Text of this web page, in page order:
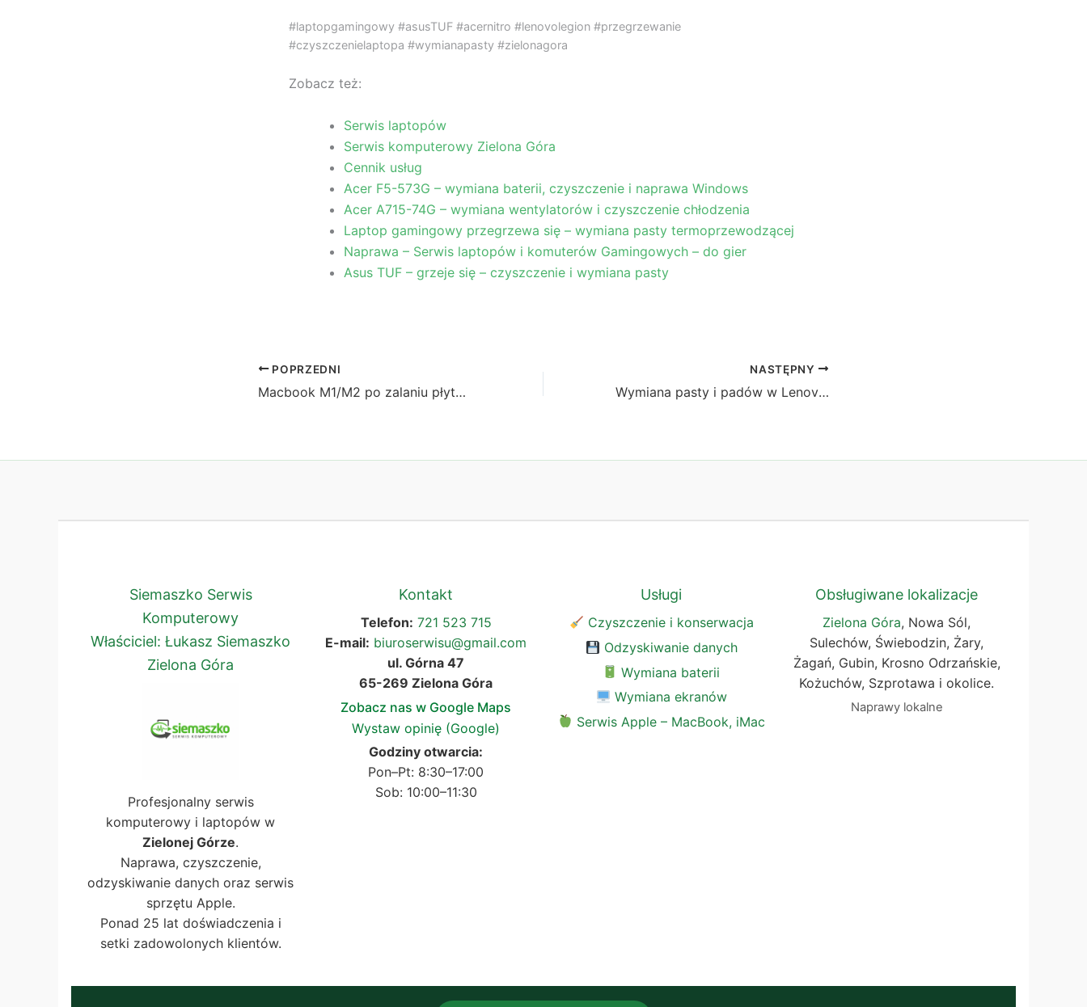
#laptopgamingowy #asusTUF #acernitro #lenovolegion #przegrzewanie
#czyszczenielaptopa #wymianapasty #zielonagora
Zobacz też:
Serwis laptopów
Serwis komputerowy Zielona Góra
Cennik usług
Acer F5-573G – wymiana baterii, czyszczenie i naprawa Windows
Acer A715-74G – wymiana wentylatorów i czyszczenie chłodzenia
Laptop gamingowy przegrzewa się – wymiana pasty termoprzewodzącej
Naprawa – Serwis laptopów i komuterów Gamingowych – do gier
Asus TUF – grzeje się – czyszczenie i wymiana pasty
POPRZEDNI
Macbook M1/M2 po zalaniu płyty głównej kawą
NASTĘPNY
Wymiana pasty i padów w Lenovo Legion 5 – gamingowy
Siemaszko Serwis
Komputerowy
Właściciel: Łukasz Siemaszko
Zielona Góra
Profesjonalny serwis
komputerowy i laptopów w
Zielonej Górze.
Naprawa, czyszczenie,
odzyskiwanie danych oraz serwis
sprzętu Apple.
Ponad 25 lat doświadczenia i
setki zadowolonych klientów.
Kontakt
Telefon: 721 523 715
E-mail: biuroserwisu@gmail.com
ul. Górna 47
65-269 Zielona Góra
Zobacz nas w Google Maps
Wystaw opinię (Google)
Godziny otwarcia:
Pon–Pt: 8:30–17:00
Sob: 10:00–11:30
Usługi
Czyszczenie i konserwacja
Odzyskiwanie danych
Wymiana baterii
Wymiana ekranów
Serwis Apple – MacBook, iMac
Obsługiwane lokalizacje
Zielona Góra, Nowa Sól,
Sulechów, Świebodzin, Żary,
Żagań, Gubin, Krosno Odrzańskie,
Kożuchów, Szprotawa i okolice.
Naprawy lokalne